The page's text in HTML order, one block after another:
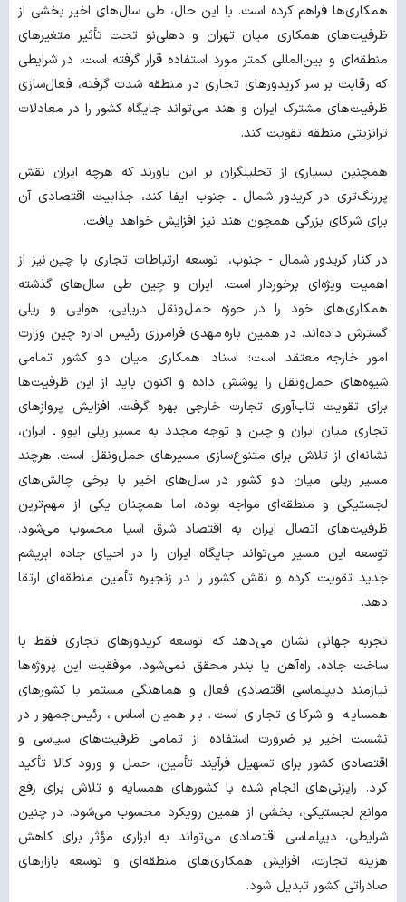
همکاری‌ها فراهم کرده است. با این حال، طی سال‌های اخیر بخشی از
ظرفیت‌های همکاری میان تهران و دهلی‌نو تحت تأثیر متغیرهای
منطقه‌ای و بین‌المللی کمتر مورد استفاده قرار گرفته است. در شرایطی
که رقابت بر سر کریدورهای تجاری در منطقه شدت گرفته، فعال‌سازی
ظرفیت‌های مشترک ایران و هند می‌تواند جایگاه کشور را در معادلات
ترانزیتی منطقه تقویت کند.
همچنین بسیاری از تحلیلگران بر این باورند که هرچه ایران نقش
پررنگ‌تری در کریدور شمال ـ جنوب ایفا کند، جذابیت اقتصادی آن
برای شرکای بزرگی همچون هند نیز افزایش خواهد یافت.
در کنار کریدور شمال - جنوب، توسعه ارتباطات تجاری با چین نیز از
اهمیت ویژه‌ای برخوردار است.
ایران و چین طی سال‌های گذشته
همکاری‌های خود را در حوزه حمل‌ونقل دریایی، هوایی و ریلی
گسترش داده‌اند. در همین باره مهدی فرامرزی رئیس اداره چین وزارت
امور خارجه معتقد است؛ اسناد همکاری میان دو کشور تمامی
شیوه‌های حمل‌ونقل را پوشش داده و اکنون باید از این ظرفیت‌ها
برای تقویت تاب‌آوری تجارت خارجی بهره گرفت. افزایش پروازهای
تجاری میان ایران و چین و توجه مجدد به مسیر ریلی ایوو ـ ایران،
نشانه‌ای از تلاش برای متنوع‌سازی مسیرهای حمل‌ونقل است. هرچند
مسیر ریلی میان دو کشور در سال‌های اخیر با برخی چالش‌های
لجستیکی و منطقه‌ای مواجه بوده، اما همچنان یکی از مهم‌ترین
ظرفیت‌های اتصال ایران به اقتصاد شرق آسیا محسوب می‌شود.
توسعه این مسیر می‌تواند جایگاه ایران را در احیای جاده ابریشم
جدید تقویت کرده و نقش کشور را در زنجیره تأمین منطقه‌ای ارتقا
دهد.
تجربه جهانی نشان می‌دهد که توسعه کریدورهای تجاری فقط با
ساخت جاده، راه‌آهن یا بندر محقق نمی‌شود. موفقیت این پروژه‌ها
نیازمند دیپلماسی اقتصادی فعال و هماهنگی مستمر با کشورهای
همسایه و شرکای تجاری است. بر همین اساس، رئیس‌جمهور در
نشست اخیر بر ضرورت استفاده از تمامی ظرفیت‌های سیاسی و
اقتصادی کشور برای تسهیل فرآیند تأمین، حمل و ورود کالا تأکید
کرد. رایزنی‌های انجام شده با کشورهای همسایه و تلاش برای رفع
موانع لجستیکی، بخشی از همین رویکرد محسوب می‌شود. در چنین
شرایطی، دیپلماسی اقتصادی می‌تواند به ابزاری مؤثر برای کاهش
هزینه تجارت، افزایش همکاری‌های منطقه‌ای و توسعه بازارهای
صادراتی کشور تبدیل شود.